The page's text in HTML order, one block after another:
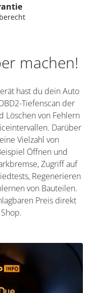
machen!
hast du dein Auto
Tiefenscan der
Löschen von Fehlern
Darüber
Vielzahl von
Öffnen und
Zugriff auf
Regenerieren
von Bauteilen.
Preis direkt